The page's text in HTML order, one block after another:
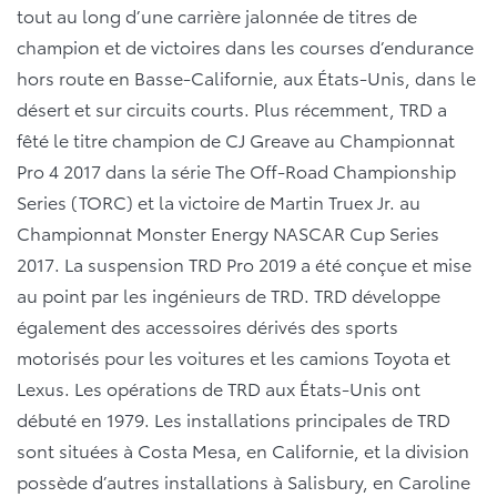
tout au long d’une carrière jalonnée de titres de
champion et de victoires dans les courses d’endurance
hors route en Basse-Californie, aux États-Unis, dans le
désert et sur circuits courts. Plus récemment, TRD a
fêté le titre champion de CJ Greave au Championnat
Pro 4 2017 dans la série The Off-Road Championship
Series (TORC) et la victoire de Martin Truex Jr. au
Championnat Monster Energy NASCAR Cup Series
2017. La suspension TRD Pro 2019 a été conçue et mise
au point par les ingénieurs de TRD. TRD développe
également des accessoires dérivés des sports
motorisés pour les voitures et les camions Toyota et
Lexus. Les opérations de TRD aux États-Unis ont
débuté en 1979. Les installations principales de TRD
sont situées à Costa Mesa, en Californie, et la division
possède d’autres installations à Salisbury, en Caroline